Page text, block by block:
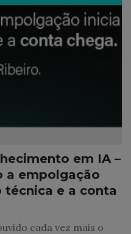
em IA –
a empolgação
técnica e a conta
cada vez mais o